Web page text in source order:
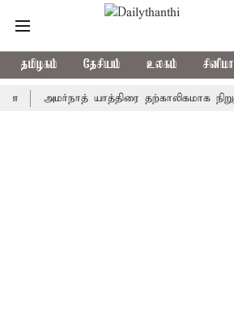
தமிழகம் தேசியம் உலகம் சினிமா
அமர்நாத் யாத்திரை தற்காலிகமாக நிறுத்தம்